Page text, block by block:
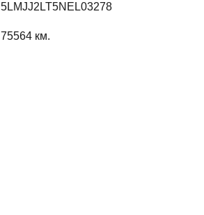
5LMJJ2LT5NEL03278
75564 км.